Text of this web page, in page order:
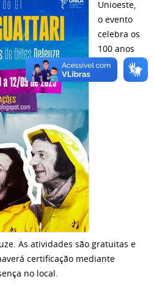
Unioeste,
o evento
celebra os
100 anos
do
As atividades são gratuitas e
certificação mediante
no local.